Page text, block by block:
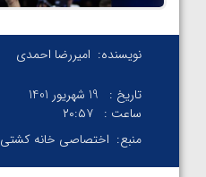
نویسنده: امیررضا احمدی
تاریخ :
19 شهریور 1401
ساعت : ۲۰:۵۷
منبع: اختصاصی خانه کشتی